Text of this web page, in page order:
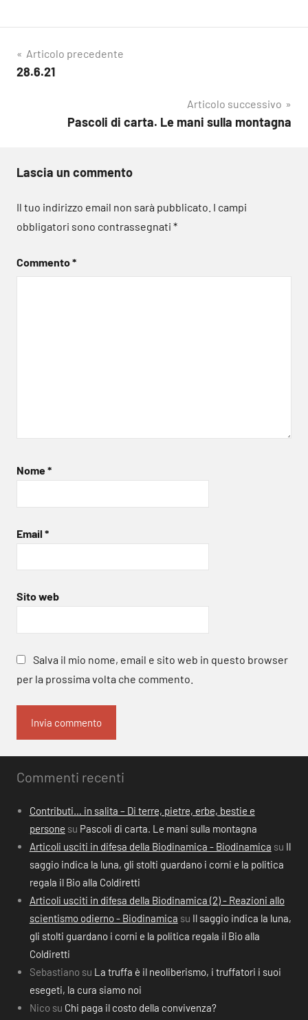
Navigazione
articoli
Articolo precedente
28.6.21
Articolo successivo
Pascoli di carta. Le mani sulla montagna
Lascia un commento
Il tuo indirizzo email non sarà pubblicato. I campi
obbligatori sono contrassegnati *
Commento*
Nome*
Email *
Sito web
Salva il mio nome, email e sito web in questo browser
per la prossima volta che commento.
Commenti recenti
Contributi… in salita – Di terre, pietre, erbe, bestie e
persone su Pascoli di carta. Le mani sulla montagna
Articoli usciti in difesa della Biodinamica - Biodinamica su Il
saggio indica la luna, gli stolti guardano i corni e la politica
regala il Bio alla Coldiretti
Articoli usciti in difesa della Biodinamica (2) - Reazioni allo
scientismo odierno - Biodinamica su Il saggio indica la luna,
gli stolti guardano i corni e la politica regala il Bio alla
Coldiretti
Sebastiano su La truffa è il neoliberismo, i truffatori i suoi
esegeti, la cura siamo noi
Nico su Chi paga il costo della convivenza?